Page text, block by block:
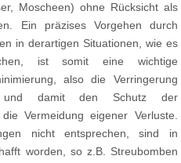
Moscheen) ohne Rücksicht als
Ein präzises Vorgehen durch
in derartigen Situationen, wie es
ist somit eine wichtige
also die Verringerung
und damit den Schutz der
Vermeidung eigener Verluste.
nicht entsprechen, sind in
worden, so z.B. Streubomben